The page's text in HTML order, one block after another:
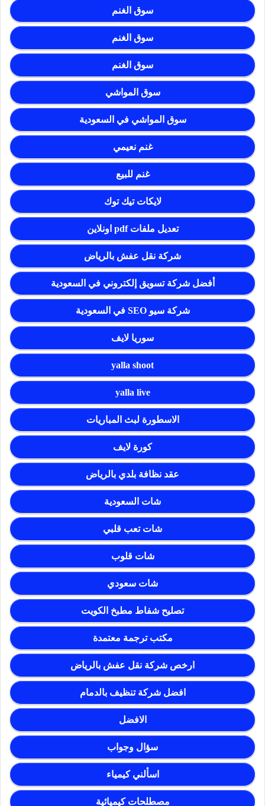
سوق الغنم
سوق الغنم
سوق الغنم
سوق المواشي
سوق المواشي في السعودية
غنم نعيمي
غنم للبيع
لايكات تيك توك
تعديل ملفات pdf اونلاين
شركة نقل عفش بالرياض
أفضل شركة تسويق إلكتروني في السعودية
شركة سيو SEO في السعودية
سوريا لايف
yalla shoot
yalla live
الاسطورة لبث المباريات
كورة لايف
عقد نظافة بلدي بالرياض
شات السعودية
شات تعب قلبي
شات قلوب
شات سعودي
تصليح شفاط مطبخ الكويت
مكتب ترجمة معتمدة
ارخص شركة نقل عفش بالرياض
افضل شركة تنظيف بالدمام
الافضل
سؤال وجواب
اسألني كيمياء
مصطلحات كيميائية